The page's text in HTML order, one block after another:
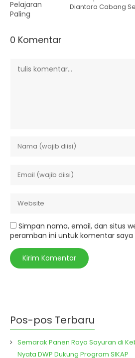
Diantara Cabang
0 Komentar
Simpan nama, email, dan situs
peramban ini untuk komentar saya
Pos-pos Terbaru
Semarak Panen Raya Sayuran di
Nyata DWP Dukung Program SIKAP